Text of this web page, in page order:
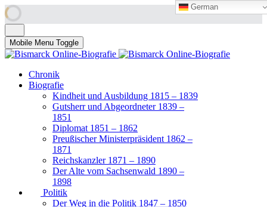
Mobile Menu Toggle
Chronik
Biografie
Kindheit und Ausbildung 1815 – 1839
Gutsherr und Abgeordneter 1839 –
1851
Diplomat 1851 – 1862
Preußischer Ministerpräsident 1862 –
1871
Reichskanzler 1871 – 1890
Der Alte vom Sachsenwald 1890 –
1898
Politik
Der Weg in die Politik 1847 – 1850
German
German